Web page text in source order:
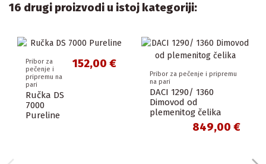
16 drugi proizvodi u istoj kategoriji:
Pribor za
pečenje i
pripremu na
pari
Ručka DS
7000
Pureline
152,00 €
Pribor za pečenje i pripremu
na pari
DACI 1290/ 1360
Dimovod od
plemenitog čelika
849,00 €